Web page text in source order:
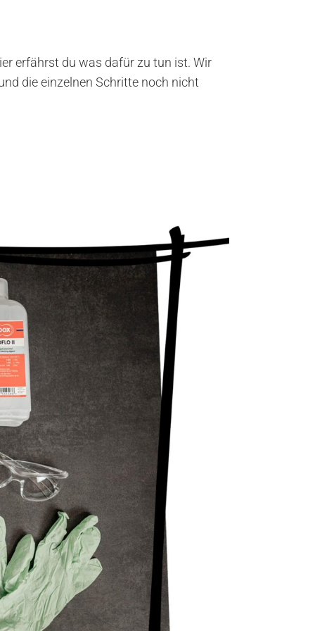
erfährst du was dafür zu tun ist. Wir
die einzelnen Schritte noch nicht